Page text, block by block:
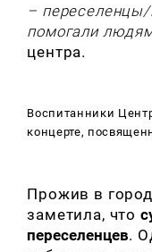
–
помогали
центра.
Воспитанники
концерте,
Прожив в
заметила, что
переселенцев.